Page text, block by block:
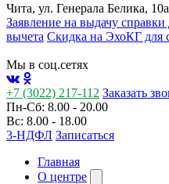
Чита, ул. Генерала Белика,
Заявление на выдачу
вычета Cкидка на ЭхоКГ для
Мы в соц.сетях
+7 (3022) 217-112 Заказать
Пн-Сб: 8.00 - 20.00
Вс: 8.00 - 18.00
3-НДФЛ Записаться
Главная
О центре